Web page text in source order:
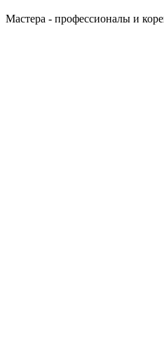
Мастера - профессионалы и